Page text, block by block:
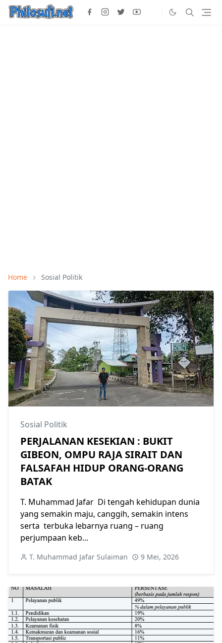
Home Sosial Politik
Sosial Politik
PERJALANAN KESEKIAN : BUKIT
GIBEON, OMPU RAJA SIRAIT DAN
FALSAFAH HIDUP ORANG-ORANG
BATAK
T. Muhammad Jafar Di tengah kehidupan dunia
yang semakin maju, canggih, semakin intens
serta terbuka lebarnya ruang – ruang
perjumpaan keb...
T. Muhammad Jafar Sulaiman 9 Mei, 2026